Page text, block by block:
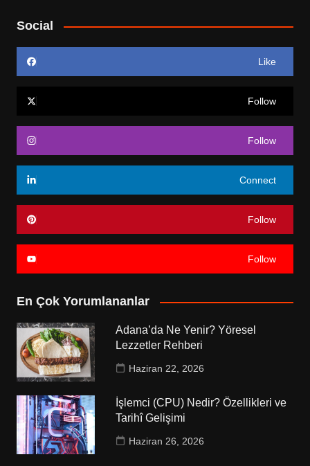
Social
Like
Follow
Follow
Connect
Follow
Follow
En Çok Yorumlananlar
Adana’da Ne Yenir? Yöresel
Lezzetler Rehberi
Haziran 22, 2026
İşlemci (CPU) Nedir? Özellikleri ve
Tarihî Gelişimi
Haziran 26, 2026